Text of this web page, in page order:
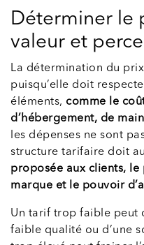
Déterminer le
valeur et
La détermination du
puisqu’elle doit
éléments, comme le
d’hébergement, de
les dépenses ne sont
structure tarifaire doit
proposée aux clients,
marque et le pouvoir
Un tarif trop faible peut
faible qualité ou d’une